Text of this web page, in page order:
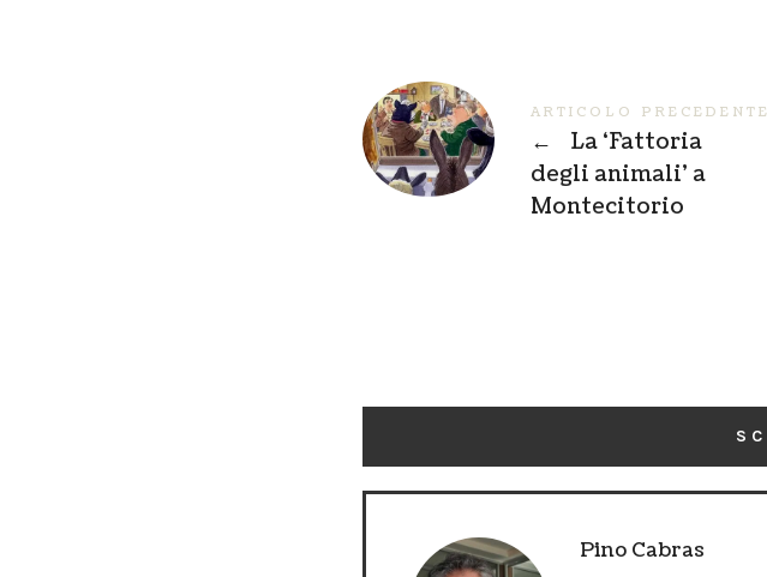
ARTICOLO PRECEDENTE
←
La ‘Fattoria
degli animali’ a
Montecitorio
Pino Cabras